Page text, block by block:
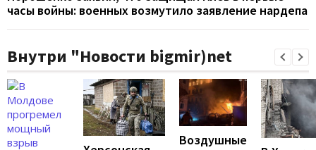
часы войны: военных возмутило заявление нардепа
Внутри "Новости bigmir)net
Воздушные